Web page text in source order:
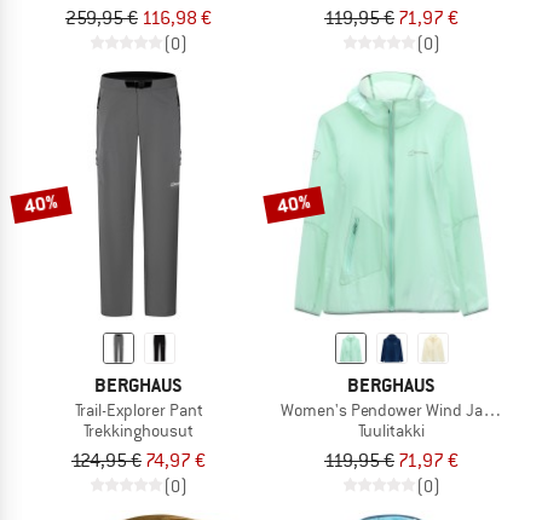
259,95 € 116,98 €
(0)
119,95 € 71,97 €
(0)
40%
BERGHAUS
Trail-Explorer Pant
Trekkinghousut
124,95 € 74,97 €
(0)
40%
BERGHAUS
Women's Pendower Wind Jacket AF
Tuulitakki
119,95 € 71,97 €
(0)